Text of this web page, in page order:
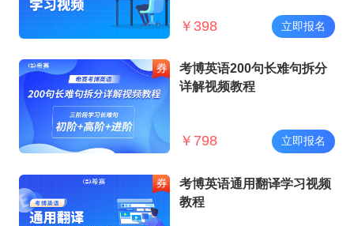
￥ 398 立即报名
考博英语200句长难句拆分
详解视频教程
￥ 798 立即报名
考博英语通用翻译学习视频
教程